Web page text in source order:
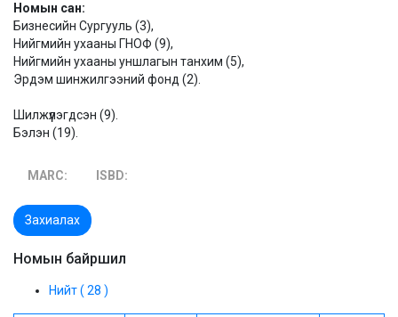
Номын сан:
Бизнесийн Сургууль (3),
Нийгмийн ухааны ГНОФ (9),
Нийгмийн ухааны уншлагын танхим (5),
Эрдэм шинжилгээний фонд (2).
Шилжүүлэгдсэн (9).
Бэлэн (19).
MARC: ISBD:
Захиалах
Номын байршил
Нийт ( 28 )